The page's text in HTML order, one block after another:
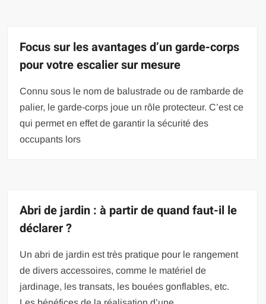
Focus sur les avantages d’un garde-corps
pour votre escalier sur mesure
Connu sous le nom de balustrade ou de rambarde de
palier, le garde-corps joue un rôle protecteur. C’est ce
qui permet en effet de garantir la sécurité des
occupants lors
Abri de jardin : à partir de quand faut-il le
déclarer ?
Un abri de jardin est très pratique pour le rangement
de divers accessoires, comme le matériel de
jardinage, les transats, les bouées gonflables, etc.